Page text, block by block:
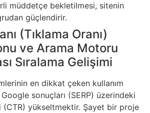
müddetçe bekletilmesi, sitenin
güçlendirir.
(Tıklama Oranı)
ve Arama Motoru
Sıralama Gelişimi
en dikkat çeken kullanım
sonuçları (SERP) üzerindeki
(CTR) yükseltmektir. Şayet bir proje